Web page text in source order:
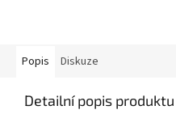
Popis Diskuze
Detailní popis produktu